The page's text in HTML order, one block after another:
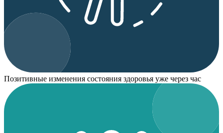
Позитивные изменения состояния здоровья уже через час